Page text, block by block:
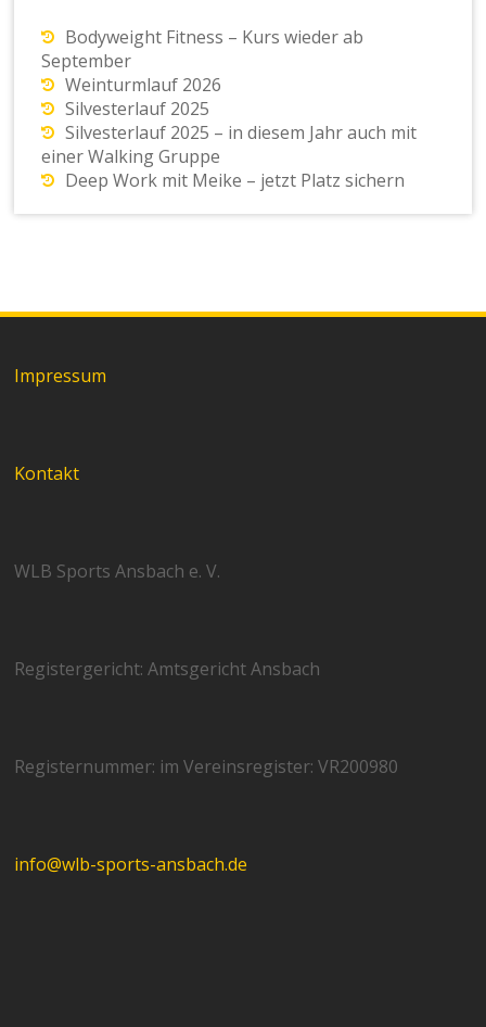
Bodyweight Fitness – Kurs wieder ab
September
Weinturmlauf 2026
Silvesterlauf 2025
Silvesterlauf 2025 – in diesem Jahr auch mit
einer Walking Gruppe
Deep Work mit Meike – jetzt Platz sichern
Impressum
Kontakt
WLB Sports Ansbach e. V.
Registergericht: Amtsgericht Ansbach
Registernummer: im Vereinsregister: VR200980
info@wlb-sports-ansbach.de